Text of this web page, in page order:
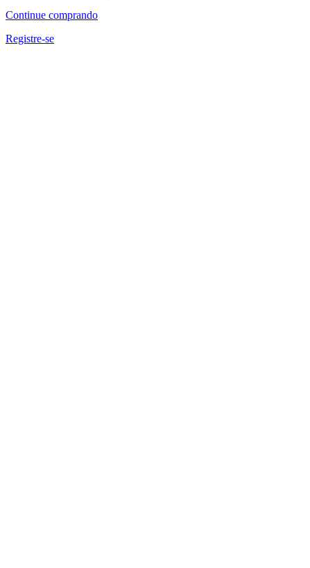
Continue comprando
Registre-se